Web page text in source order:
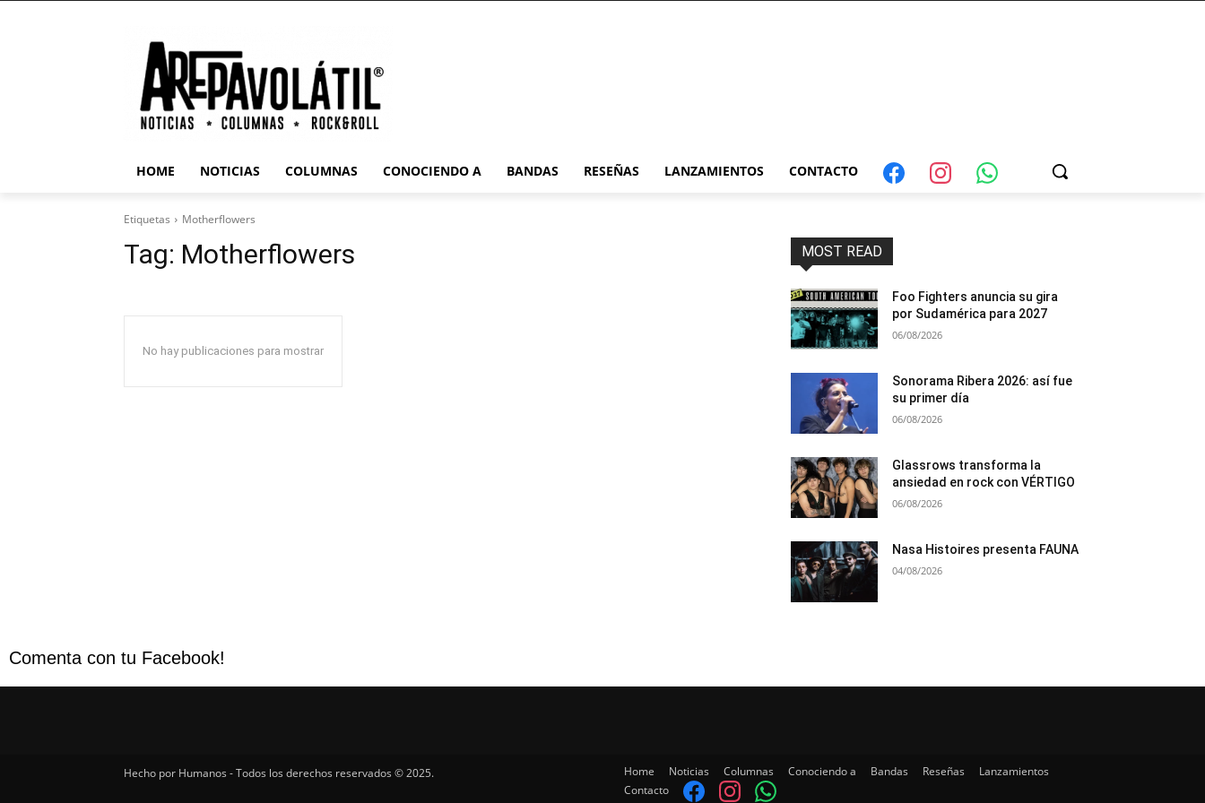
HOME NOTICIAS COLUMNAS CONOCIENDO A BANDAS RESEÑAS LANZAMIENTOS CONTACTO
Etiquetas Motherflowers
Tag: Motherflowers
No hay publicaciones para mostrar
MOST READ
Foo Fighters anuncia su gira
por Sudamérica para 2027
06/08/2026
Sonorama Ribera 2026: así fue
su primer día
06/08/2026
Glassrows transforma la
ansiedad en rock con VÉRTIGO
06/08/2026
Nasa Histoires presenta FAUNA
04/08/2026
Comenta con tu Facebook!
Hecho por Humanos - Todos los derechos reservados © 2025. Home Noticias Columnas Conociendo a Bandas Reseñas
Lanzamientos
Contacto